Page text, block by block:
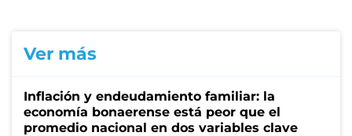
Ver más
Inflación y endeudamiento familiar: la
economía bonaerense está peor que el
promedio nacional en dos variables clave